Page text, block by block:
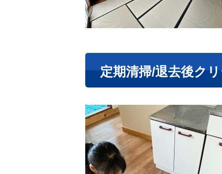
定期清掃/退去後ク